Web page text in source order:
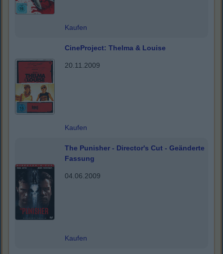
Kaufen
CineProject: Thelma & Louise
20.11.2009
Kaufen
The Punisher - Director's Cut - Geänderte
Fassung
04.06.2009
Kaufen